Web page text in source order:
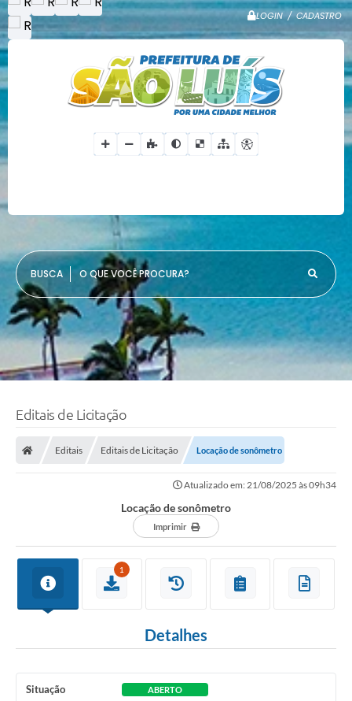
LOGIN / CADASTRO
O QUE VOCÊ PROCURA?
Editais de Licitação
Editais Editais de Licitação Locação de sonômetro
Atualizado em: 21/08/2025 às 09h34
Locação de sonômetro
Imprimir
1
Detalhes
Situação ABERTO